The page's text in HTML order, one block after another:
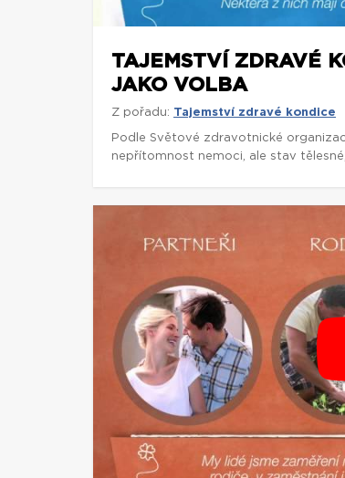
TAJEMSTVÍ ZDRAVÉ
JAKO VOLBA
Z pořadu: Tajemství zdravé kondice
Podle Světové zdravotnické
nepřítomnost nemoci, ale stav